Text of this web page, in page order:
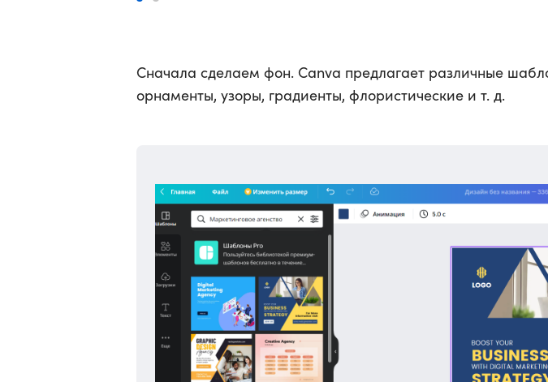
Сначала сделаем фон. Canva предлагает различные
орнаменты, узоры, градиенты, флористические и т. д.